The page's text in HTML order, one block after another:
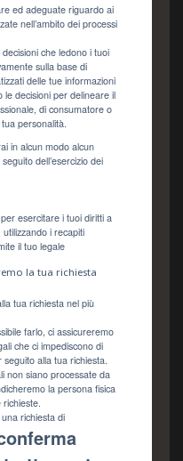
ed adeguate riguardo ai
nell’ambito dei processi
che ledono i tuoi
sulla base di
delle tue informazioni
le decisioni per delineare il
di consumatore o
personalità.
in alcun modo alcun
dell’esercizio dei
esercitare i tuoi diritti a
i recapiti
il tuo legale
la tua richiesta
tua richiesta nel più
farlo, ci assicureremo
che ci impediscono di
alla tua richiesta.
non siano processate da
la persona fisica
richiesta di